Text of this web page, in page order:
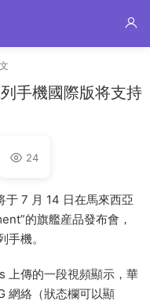
手機國際版将支持
24
于 7 月 14 日在馬來西亞
的旗艦産品發布會，
機。
上傳的一段視頻顯示，華
網絡（狀态欄可以顯